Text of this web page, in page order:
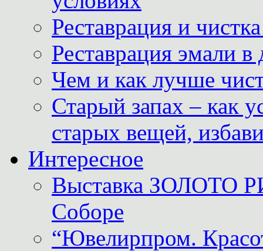
Реставрация и
Реставрация эмали
Чем и как лучше
Старый запах – как
старых вещей,
Интересное
Выставка ЗОЛОТО
Соборе
“Ювелирпром.